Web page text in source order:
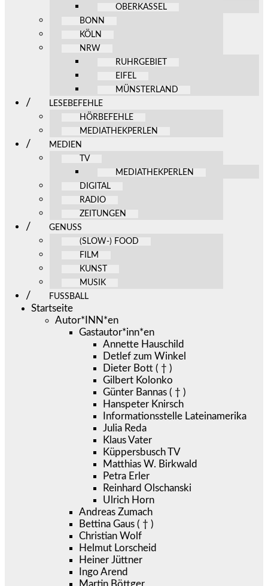
OBERKASSEL
BONN
KÖLN
NRW
RUHRGEBIET
EIFEL
MÜNSTERLAND
LESEBEFEHLE
HÖRBEFEHLE
MEDIATHEKPERLEN
MEDIEN
TV
MEDIATHEKPERLEN
DIGITAL
RADIO
ZEITUNGEN
GENUSS
(SLOW-) FOOD
FILM
KUNST
MUSIK
FUSSBALL
Startseite
Autor*INN*en
Gastautor*inn*en
Annette Hauschild
Detlef zum Winkel
Dieter Bott ( † )
Gilbert Kolonko
Günter Bannas ( † )
Hanspeter Knirsch
Informationsstelle Lateinamerika
Julia Reda
Klaus Vater
Küppersbusch TV
Matthias W. Birkwald
Petra Erler
Reinhard Olschanski
Ulrich Horn
Andreas Zumach
Bettina Gaus ( † )
Christian Wolf
Helmut Lorscheid
Heiner Jüttner
Ingo Arend
Martin Böttger